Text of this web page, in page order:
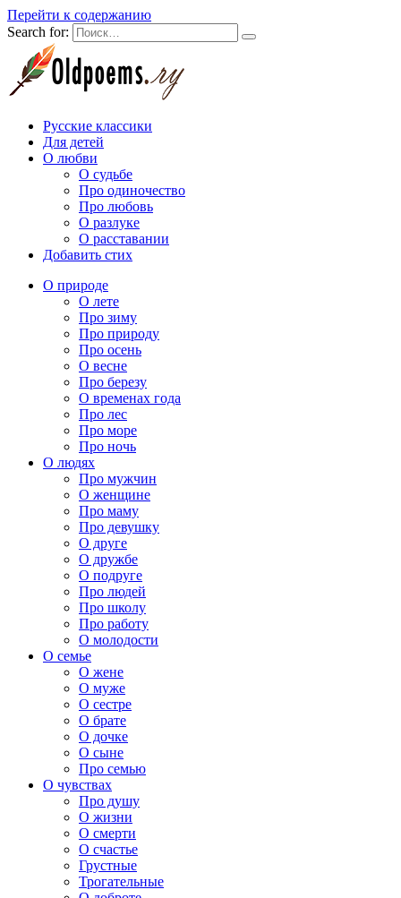
Перейти к содержанию
Search for:
Русские классики
Для детей
О любви
О судьбе
Про одиночество
Про любовь
О разлуке
О расставании
Добавить стих
О природе
О лете
Про зиму
Про природу
Про осень
О весне
Про березу
О временах года
Про лес
Про море
Про ночь
О людях
Про мужчин
О женщине
Про маму
Про девушку
О друге
О дружбе
О подруге
Про людей
Про школу
Про работу
О молодости
О семье
О жене
О муже
О сестре
О брате
О дочке
О сыне
Про семью
О чувствах
Про душу
О жизни
О смерти
О счастье
Грустные
Трогательные